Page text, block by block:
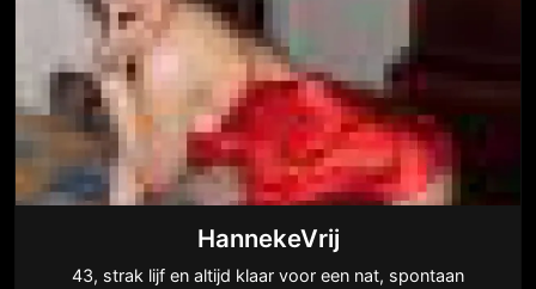
HannekeVrij
43, strak lijf en altijd klaar voor een nat, spontaan